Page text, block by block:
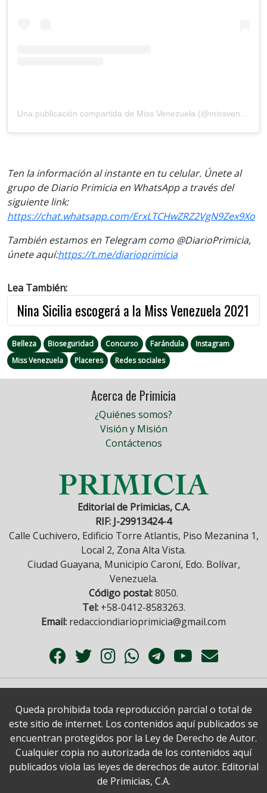
Ten la información al instante en tu celular. Únete al
grupo de Diario Primicia en WhatsApp a través del
siguiente link:
https://chat.whatsapp.com/ErxLTCHwZRZ2VgN9Zex9Xo
También estamos en Telegram como @DiarioPrimicia,
únete aquí:https://t.me/diarioprimicia
Lea También:
Nina Sicilia escogerá a la Miss Venezuela 2021
Belleza Bioseguridad Concurso Farándula
Instagram
Miss Venezuela
Placeres Redes sociales
Acerca de Primicia
¿Quiénes somos?
Visión y Misión
Contáctenos
Editorial de Primicias, C.A.
RIF: J-29913424-4
Calle Cuchivero, Edificio Torre Atlantis, Piso Mezanina 1,
Local 2, Zona Alta Vista.
Ciudad Guayana, Municipio Caroní, Edo. Bolívar,
Venezuela.
Código postal:8050.
Tel:+58-0412-8583263.
Email: redacciondiarioprimicia@gmail.com
Queda prohibida toda reproducción parcial o total de
este sitio de internet. Los contenidos aquí publicados se
encuentran protegidos por la Ley de Derecho de Autor.
Cualquier copia no autorizada de los contenidos aquí
publicados viola las leyes de derechos de autor. Editorial
de Primicias, C.A.